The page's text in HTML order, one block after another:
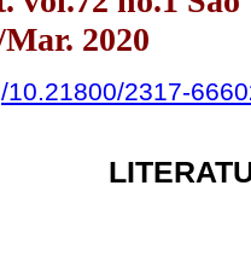
2020
10.21800/2317-